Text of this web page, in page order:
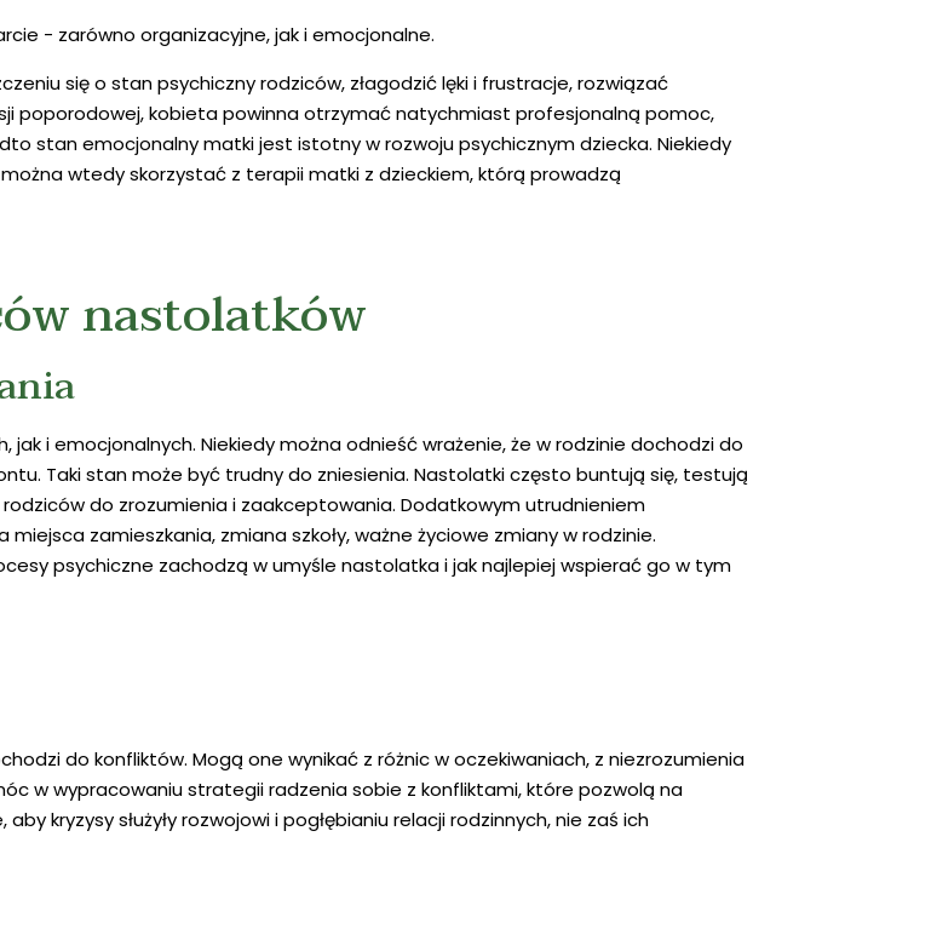
- zarówno organizacyjne, jak i emocjonalne.
się o stan psychiczny rodziców, złagodzić lęki i frustracje, rozwiązać
poporodowej, kobieta powinna otrzymać natychmiast profesjonalną pomoc,
stan emocjonalny matki jest istotny w rozwoju psychicznym dziecka. Niekiedy
wtedy skorzystać z terapii matki z dzieckiem, którą prowadzą
nastolatków
i emocjonalnych. Niekiedy można odnieść wrażenie, że w rodzinie dochodzi do
Taki stan może być trudny do zniesienia. Nastolatki często buntują się, testują
do zrozumienia i zaakceptowania. Dodatkowym utrudnieniem
zamieszkania, zmiana szkoły, ważne życiowe zmiany w rodzinie.
psychiczne zachodzą w umyśle nastolatka i jak najlepiej wspierać go w tym
do konfliktów. Mogą one wynikać z różnic w oczekiwaniach, z niezrozumienia
w wypracowaniu strategii radzenia sobie z konfliktami, które pozwolą na
kryzysy służyły rozwojowi i pogłębianiu relacji rodzinnych, nie zaś ich